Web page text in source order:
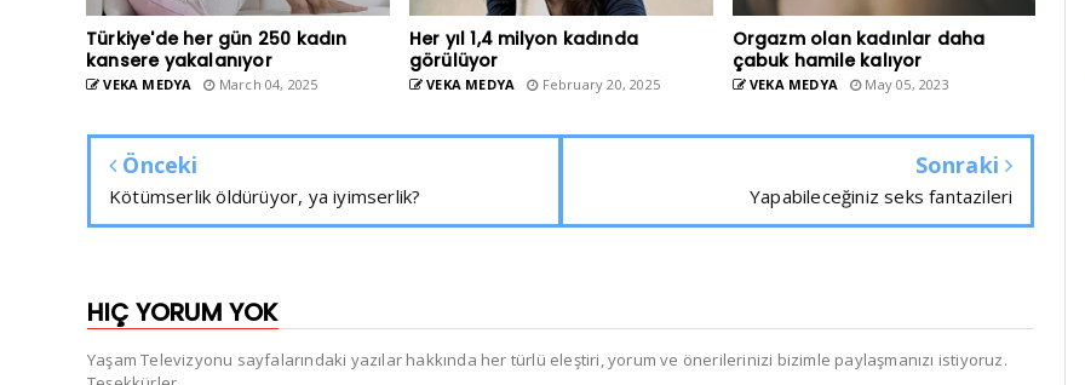
Türkiye'de her gün 250 kadın
kansere yakalanıyor
VEKA MEDYA March 04, 2025
Her yıl 1,4 milyon kadında
görülüyor
VEKA MEDYA February 20, 2025
Orgazm olan kadınlar daha
çabuk hamile kalıyor
VEKA MEDYA May 05, 2023
Önceki
Kötümserlik öldürüyor, ya iyimserlik?
Sonraki
Yapabileceğiniz seks fantazileri
HIÇ YORUM YOK
Yaşam Televizyonu sayfalarındaki yazılar hakkında her türlü eleştiri, yorum ve önerilerinizi bizimle paylaşmanızı istiyoruz.